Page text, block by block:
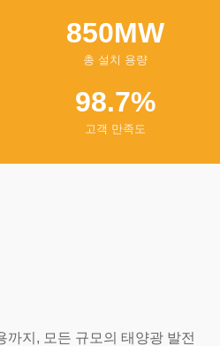
850MW
총 설치 용량
98.7%
고객 만족도
까지, 모든 규모의 태양광 발전